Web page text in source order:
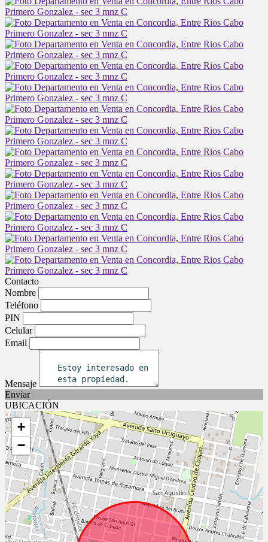
Contacto
Nombre
Teléfono
PIN
Celular
Email
Mensaje
Enviar
UBICACIÓN
+
−